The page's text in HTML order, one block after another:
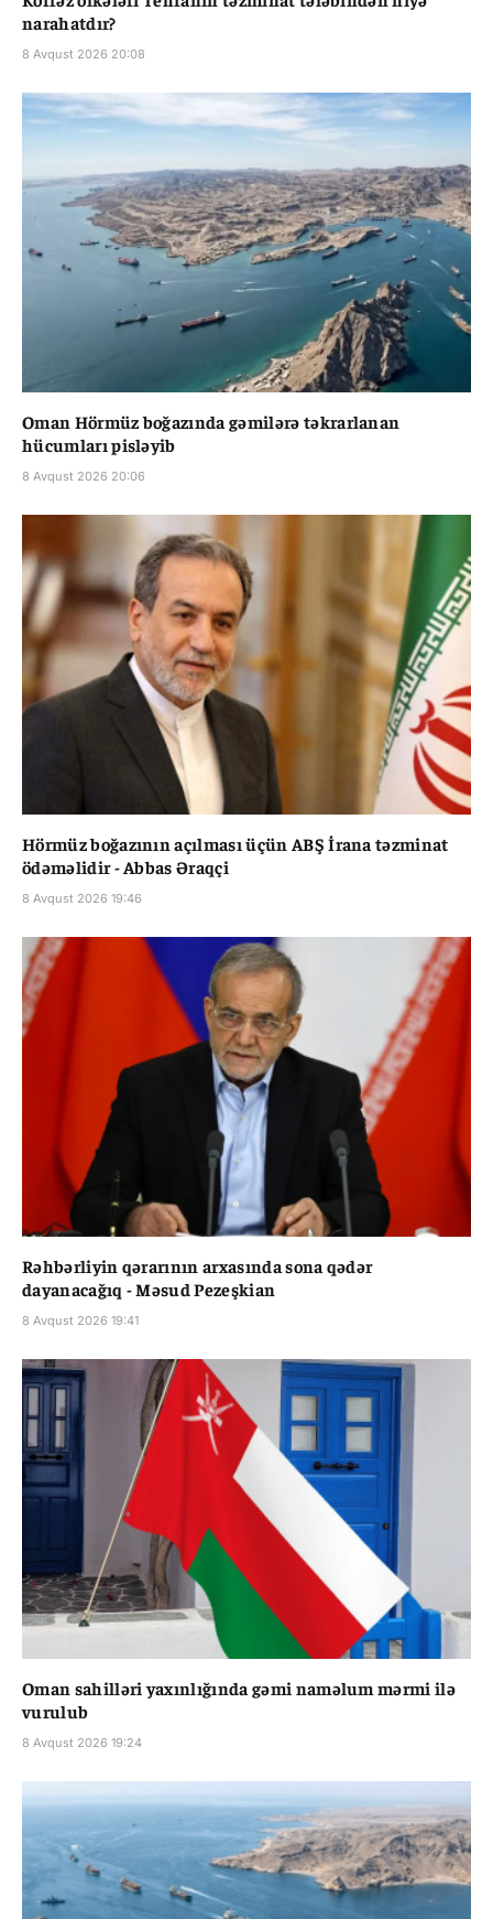
narahatdır?
8 Avqust 2026 20:08
Oman Hörmüz boğazında gəmilərə təkrarlanan
hücumları pisləyib
8 Avqust 2026 20:06
Hörmüz boğazının açılması üçün ABŞ İrana təzminat
ödəməlidir - Abbas Əraqçi
8 Avqust 2026 19:46
Rəhbərliyin qərarının arxasında sona qədər
dayanacağıq - Məsud Pezeşkian
8 Avqust 2026 19:41
Oman sahilləri yaxınlığında gəmi naməlum mərmi ilə
vurulub
8 Avqust 2026 19:24